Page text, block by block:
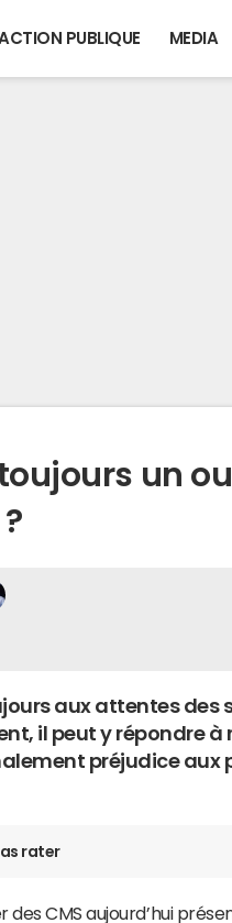
ACTION PUBLIQUE MEDIA
un
aux attentes des
il peut y répondre à
préjudice aux
rater
des CMS aujourd’hui